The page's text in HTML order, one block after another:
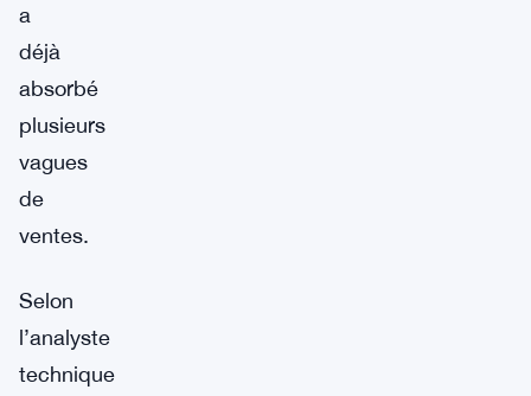
a
déjà
absorbé
plusieurs
vagues
de
ventes.
Selon
l’analyste
technique